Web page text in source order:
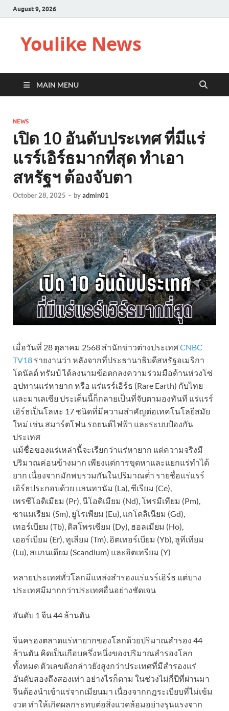
August 9, 2026
Youlike News
MAIN MENU
NEWS
เปิด 10 อันดับประเทศ ที่มีแร่
แรร์เอิร์ธมากที่สุด ทำเอา
สหรัฐฯ ต้องจับตา
October 28, 2025 - byadmin01
เมื่อวันที่ 28 ตุลาคม 2568 สำนักข่าวต่างประเทศCNBC
TV18 รายงานว่า หลังจากที่ประธานาธิบดีสหรัฐอเมริกา
โดนัลด์ ทรัมป์ ได้ลงนามข้อตกลงความร่วมมือด้านห่วงโซ่
อุปทานแร่หายาก หรือ แร่แรร์เอิร์ธ (Rare Earth) กับไทย
และมาเลเซีย ประเด็นนี้ก็กลายเป็นที่จับตามองทันที แร่แรร์
เอิร์ธเป็นโลหะ 17 ชนิดที่มีความสำคัญต่อเทคโนโลยีสมัย
ใหม่ เช่น สมาร์ตโฟน รถยนต์ไฟฟ้า และระบบป้องกัน
ประเทศ
แม้ชื่อของแร่เหล่านี้จะเรียกว่าแร่หายาก แต่ความจริงมี
ปริมาณค่อนข้างมาก เพียงแต่การขุดหาและแยกแร่ทำได้
ยาก เนื่องจากมักพบรวมกันในปริมาณต่ำ รายชื่อแร่แรร์
เอิร์ธประกอบด้วย แลนทานัม (La), ซีเรียม (Ce),
เพรซีโอดิเมียม (Pr), นีโอดิเมียม (Nd), โพรมีเทียม (Pm),
ซาแมเรียม (Sm), ยูโรเพียม (Eu), แกโดลิเนียม (Gd),
เทอร์เบียม (Tb), ดิสโพรเซียม (Dy), ฮอลเมียม (Ho),
เออร์เบียม (Er), ทูเลียม (Tm), อิตเทอร์เบียม (Yb), ลูทีเทียม
(Lu), สแกนเดียม (Scandium) และอิตเทรียม (Y)
หลายประเทศทั่วโลกมีแหล่งสำรองแร่แรร์เอิร์ธ แต่บาง
ประเทศมีมากกว่าประเทศอื่นอย่างชัดเจน
อันดับ 1 จีน 44 ล้านตัน
จีนครองตลาดแร่หายากของโลกด้วยปริมาณสำรอง 44
ล้านตัน คิดเป็นเกือบครึ่งหนึ่งของปริมาณสำรองโลก
ทั้งหมด ตัวเลขดังกล่าวยังสูงกว่าประเทศที่มีสำรองแร่
อันดับสองถึงสองเท่า อย่างไรก็ตาม ในช่วงไม่กี่ปีที่ผ่านมา
จีนต้องนำเข้าแร่จากเมียนมา เนื่องจากกฎระเบียบที่ไม่เข้ม
งวด ทำให้เกิดผลกระทบต่อสิ่งแวดล้อมอย่างรุนแรงจาก